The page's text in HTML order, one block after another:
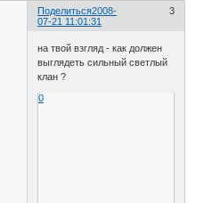
Поделиться 3
2008-
07-21 11:01:31
на твой взгляд - как должен
выглядеть сильный светлый
клан ?
0